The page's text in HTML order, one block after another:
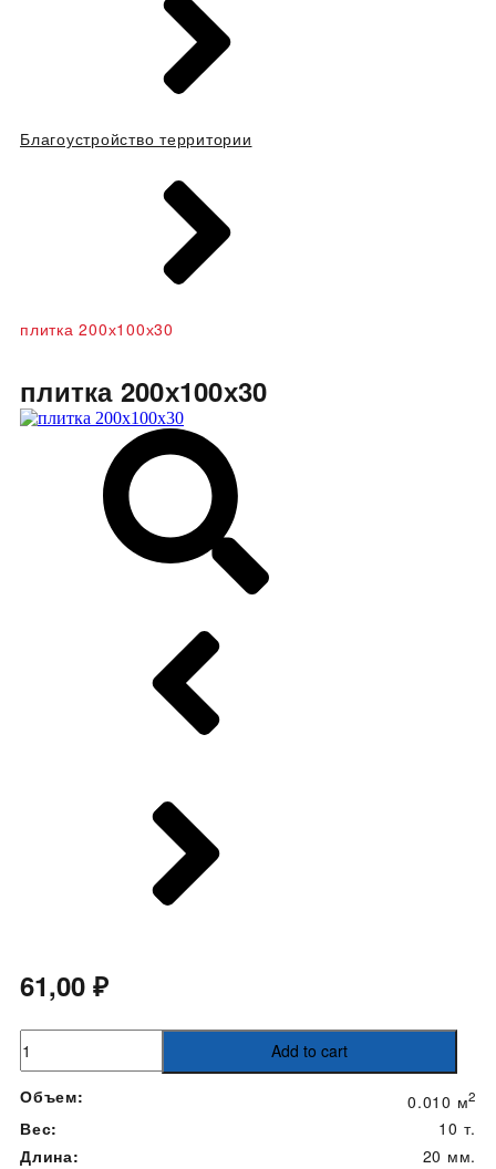
Благоустройство территории
плитка 200х100х30
плитка 200х100х30
61,00 ₽
200х100х30
quantity
Add to cart
Объем: 0.010 м2
Вес:
10 т.
Длина:
20 мм.